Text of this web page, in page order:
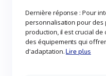
Dernière réponse : Pour
personnalisation pour des
production, il est crucial
des équipements qui
d'adaptation.Lire plus